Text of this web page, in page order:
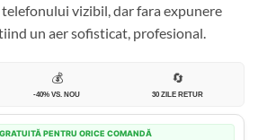
vizibil, dar fara expunere
un aer sofisticat, profesional.
💰
-40% VS. NOU
🔄
30 ZILE RETUR
PENTRU ORICE COMANDĂ